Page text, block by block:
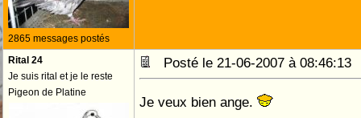
2865 messages postés
Rital 24
Je suis rital et je le reste
Pigeon de Platine
Posté le 21-06-2007 à
Je veux bien ange.